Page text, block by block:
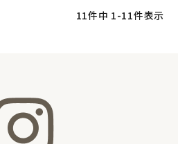
11件中 1-11件表示